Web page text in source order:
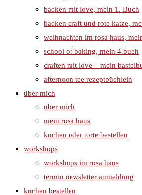
backen mit love, mein 1. Buch
backen craft und rote katze,
weihnachten im rosa haus,
school of baking, mein 4.buch
craften mit love – mein
afternoon tee rezeptbüchlein
über mich
über mich
mein rosa haus
kuchen oder torte bestellen
workshops
workshops im rosa haus
termin newsletter anmeldung
kuchen bestellen